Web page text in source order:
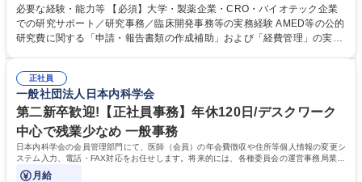
す。 ■見積取得、発注、検収、請求処理等の事務手続き ■委託先との定例
会議の調整・アジェンダ準備・議事録作成 ■研究報告書、試験関連資料、
SOP等の整備・版管理・保管 ■研究開発の進捗・タイムライン・予算執行
集職種 研究事務【フルリモート・時短勤務可】
必要な経験・能力等 【必須】大学・製薬企業・CRO・バイオテック企業
での研究サポート／研究事務／臨床開発事務等の実務経験 AMED等の公的
研究費に関する「申請・報告書類の作成補助」および「経費管理」の実務
き方について】フルリモートやハイブリッド勤務、時短勤務など個々のラ
イフスタイルに応じた柔軟な働き方が可能です。育児や介護との両立も応
援します。 学歴・資格 学歴：大学院 大学 語学力： 資格：
正社員
一般社団法人日本内科学会
第二新卒歓迎!【正社員事務】年休120日/デスクワーク
中心で残業少なめ 一般事務
日本内科学会の会員管理部門にて、医師（会員）の年会費徴収や住所等個人情報の変更シ
ステム入力、電話・FAX対応をお任せします。将来的には、各種委員会の運営事務局業務
などにも幅広く携わっていただきます。
月給